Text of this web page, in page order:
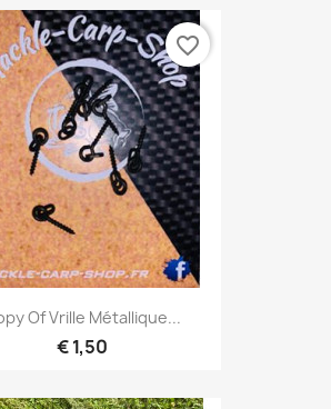
Of Vrille Métallique...
€ 1,50
favorite_border